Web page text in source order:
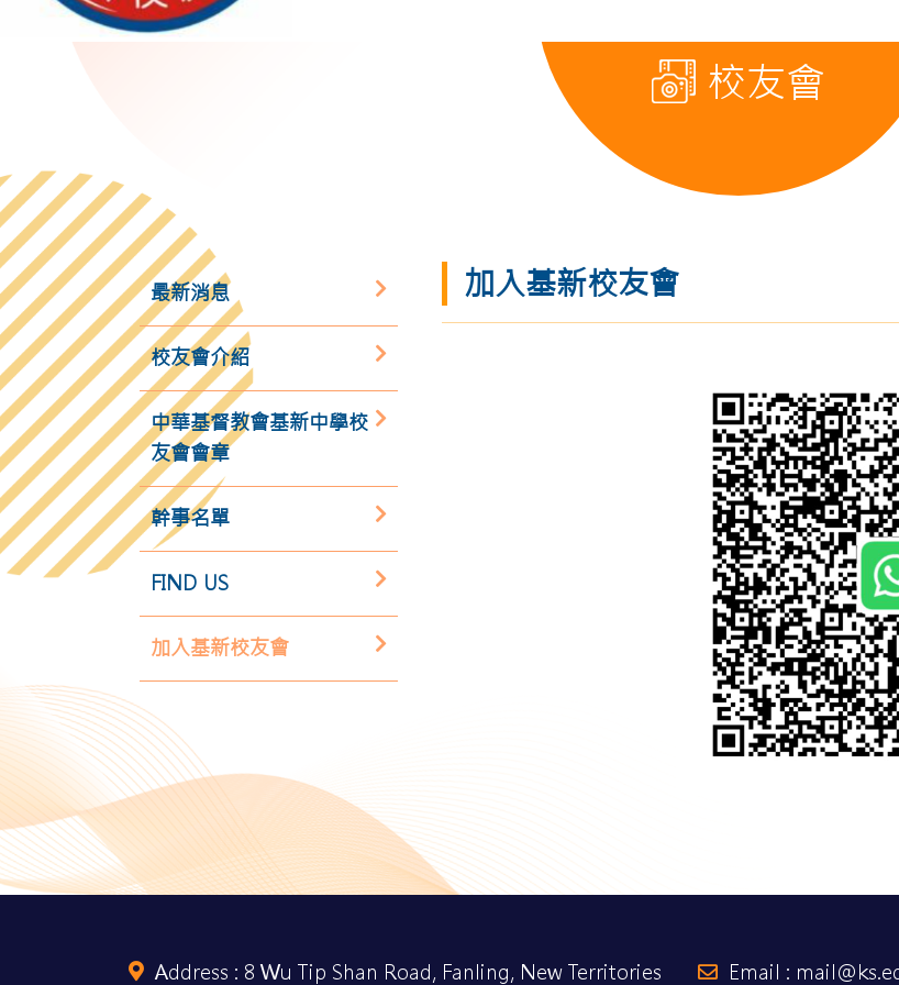
校友會
最新消息
校友會介紹
中華基督教會基新中學校
友會會章
幹事名單
FIND US
加入基新校友會
加入基新校友會
Address : 8 Wu Tip Shan Road, Fanling, New Territories Email :